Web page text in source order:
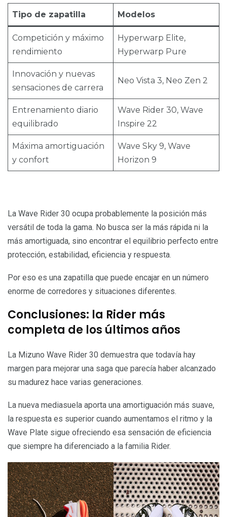
Tipo de zapatilla Modelos
Competición y máximo
rendimiento
Hyperwarp Elite,
Hyperwarp Pure
Innovación y nuevas
sensaciones de carrera
Neo Vista 3, Neo Zen 2
Entrenamiento diario
equilibrado
Wave Rider 30, Wave
Inspire 22
Máxima amortiguación
y confort
Wave Sky 9, Wave
Horizon 9
La Wave Rider 30 ocupa probablemente la posición más
versátil de toda la gama. No busca ser la más rápida ni la
más amortiguada, sino encontrar el equilibrio perfecto entre
protección, estabilidad, eficiencia y respuesta.
Por eso es una zapatilla que puede encajar en un número
enorme de corredores y situaciones diferentes.
Conclusiones: la Rider más
completa de los últimos años
La Mizuno Wave Rider 30 demuestra que todavía hay
margen para mejorar una saga que parecía haber alcanzado
su madurez hace varias generaciones.
La nueva mediasuela aporta una amortiguación más suave,
la respuesta es superior cuando aumentamos el ritmo y la
Wave Plate sigue ofreciendo esa sensación de eficiencia
que siempre ha diferenciado a la familia Rider.